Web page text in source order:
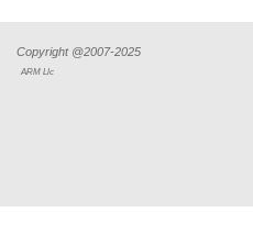
Copyright @2007-2025
ARM Llc